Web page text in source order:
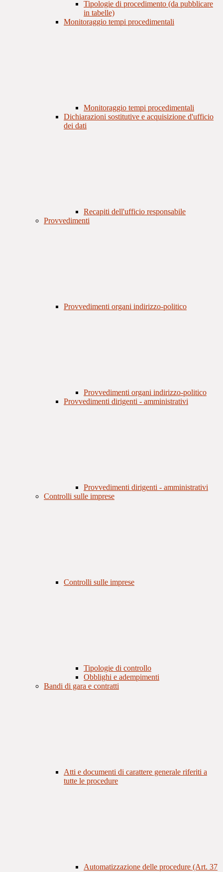
Tipologie di procedimento (da pubblicare
in tabelle)
Monitoraggio tempi procedimentali
Monitoraggio tempi procedimentali
Dichiarazioni sostitutive e acquisizione d'ufficio
dei dati
Recapiti dell'ufficio responsabile
Provvedimenti
Provvedimenti organi indirizzo-politico
Provvedimenti organi indirizzo-politico
Provvedimenti dirigenti - amministrativi
Provvedimenti dirigenti - amministrativi
Controlli sulle imprese
Controlli sulle imprese
Tipologie di controllo
Obblighi e adempimenti
Bandi di gara e contratti
Atti e documenti di carattere generale riferiti a
tutte le procedure
Automatizzazione delle procedure (Art. 37